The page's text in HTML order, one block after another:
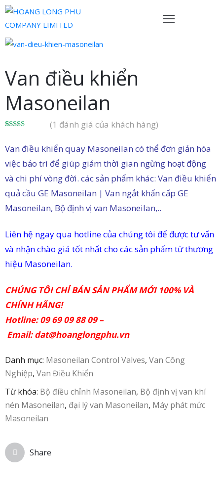
Van điều khiển
Masoneilan
đánh giá
(1 đánh giá của khách hàng)
Van điều khiển quay Masoneilan có thể đơn giản hóa
việc bảo trì để giúp giảm thời gian ngừng hoạt động
và chi phí vòng đời. các sản phẩm khác: Van điều khiển
quả cầu GE Masoneilan | Van ngắt khẩn cấp GE
Masoneilan, Bộ định vị van Masoneilan,..
Liên hệ ngay qua hotline của chúng tôi để được tư vấn
và nhận chào giá tốt nhất cho các sản phẩm từ thương
hiệu Masoneilan.
CHÚNG TÔI CHỈ BÁN SẢN PHẨM MỚI 100% VÀ
CHÍNH HÃNG!
Hotline: 09 69 09 88 09 –
Email:dat@hoanglongphu.vn
Danh mục: Masoneilan Control Valves, Van Công
Nghiệp, Van Điều Khiển
Từ khóa: Bộ điều chỉnh Masoneilan, Bộ định vị van khí
nén Masoneilan, đại lý van Masoneilan, Máy phát mức
Masoneilan
Share